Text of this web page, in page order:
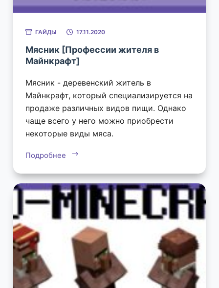
ГАЙДЫ 17.11.2020
Мясник [Профессии жителя в
Майнкрафт]
Мясник - деревенский житель в
Майнкрафт, который специализируется на
продаже различных видов пищи. Однако
чаще всего у него можно приобрести
некоторые виды мяса.
Подробнее